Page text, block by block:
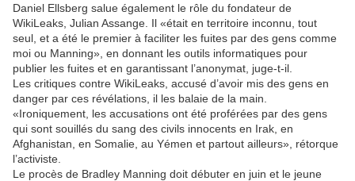
Daniel Ellsberg salue également le rôle du fondateur de
WikiLeaks, Julian Assange. Il «était en territoire inconnu, tout
seul, et a été le premier à faciliter les fuites par des gens comme
moi ou Manning», en donnant les outils informatiques pour
publier les fuites et en garantissant l’anonymat, juge-t-il.
Les critiques contre WikiLeaks, accusé d’avoir mis des gens en
danger par ces révélations, il les balaie de la main.
«Ironiquement, les accusations ont été proférées par des gens
qui sont souillés du sang des civils innocents en Irak, en
Afghanistan, en Somalie, au Yémen et partout ailleurs», rétorque
l’activiste.
Le procès de Bradley Manning doit débuter en juin et le jeune